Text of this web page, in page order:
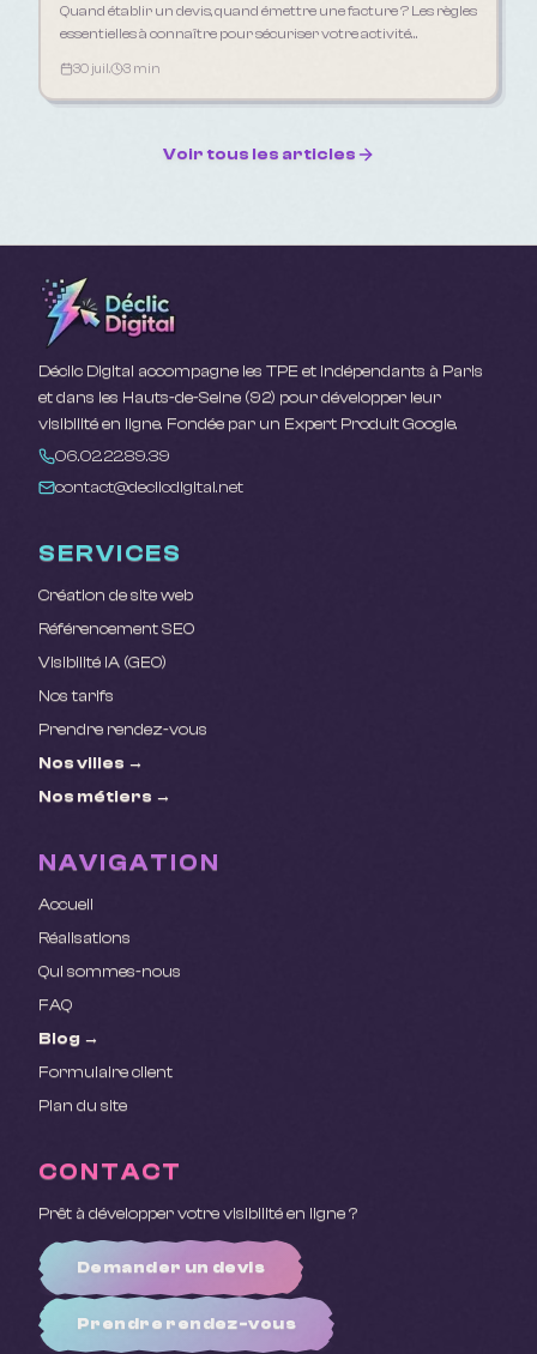
Quand établir un devis, quand émettre une facture ? Les règles
essentielles à connaître pour sécuriser votre activité
30 juil. 3 min
Voir tous les articles
Déclic Digital accompagne les TPE et indépendants à Paris
et dans les Hauts-de-Seine (92) pour développer leur
visibilité en ligne. Fondée par un Expert Produit Google.
06.02.22.89.39
contact@declicdigital.net
SERVICES
Création de site web
Référencement SEO
Visibilité IA (GEO)
Nos tarifs
Prendre rendez-vous
Nos villes →
Nos métiers →
NAVIGATION
Accueil
Réalisations
Qui sommes-nous
FAQ
Blog →
Formulaire client
Plan du site
CONTACT
Prêt à développer votre visibilité en ligne ?
Demander un devis
Prendre rendez-vous